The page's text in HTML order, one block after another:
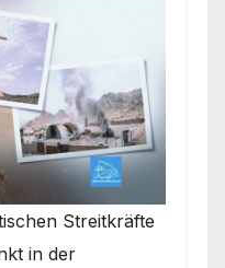
Streitkräfte
in der